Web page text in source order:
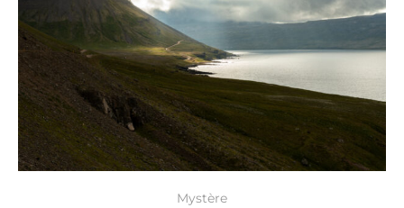
Mystère